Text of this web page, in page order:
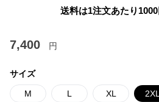
送料は1注文あたり 1000
7,400 円
サイズ
M L XL 2XL